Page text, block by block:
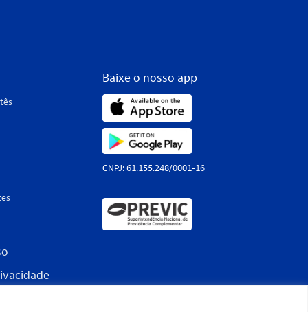
Baixe o nosso app
CNPJ: 61.155.248/0001-16